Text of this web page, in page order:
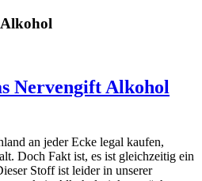
Alkohol
Nervengift Alkohol
an jeder Ecke legal kaufen,
Doch Fakt ist, es ist gleichzeitig ein
Stoff ist leider in unserer